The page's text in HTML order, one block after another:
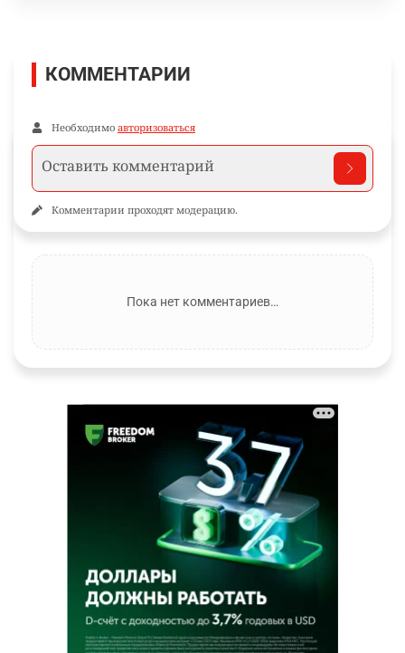
КОММЕНТАРИИ
Необходимо авторизоваться
Комментарии проходят модерацию.
Пока нет комментариев…